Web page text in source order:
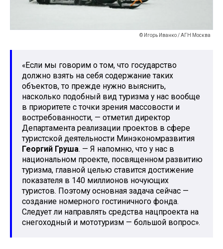
© Игорь Иванко / АГН Москва
«Если мы говорим о том, что государство
должно взять на себя содержание таких
объектов, то прежде нужно выяснить,
насколько подобный вид туризма у нас вообще
в приоритете с точки зрения массовости и
востребованности, — отметил директор
Департамента реализации проектов в сфере
туристской деятельности Минэкономразвития
Георгий Груша. — Я напомню, что у нас в
национальном проекте, посвященном развитию
туризма, главной целью ставится достижение
показателя в 140 миллионов ночующих
туристов. Поэтому основная задача сейчас —
создание номерного гостиничного фонда.
Следует ли направлять средства нацпроекта на
снегоходный и мототуризм — большой вопрос».